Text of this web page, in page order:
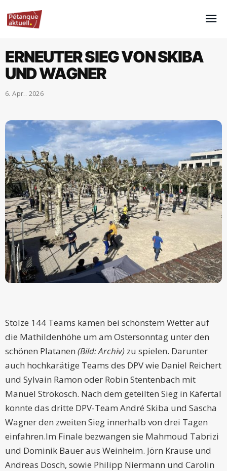
ERNEUTER SIEG VON SKIBA
UND WAGNER
6. Apr.. 2026
Stolze 144 Teams kamen bei schönstem Wetter auf
die Mathildenhöhe um am Ostersonntag unter den
schönen Platanen (Bild: Archiv) zu spielen. Darunter
auch hochkarätige Teams des DPV wie Daniel Reichert
und Sylvain Ramon oder Robin Stentenbach mit
Manuel Strokosch. Nach dem geteilten Sieg in Käfertal
konnte das dritte DPV-Team André Skiba und Sascha
Wagner den zweiten Sieg innerhalb von drei Tagen
einfahren.Im Finale bezwangen sie Mahmoud Tabrizi
und Dominik Bauer aus Weinheim. Jörn Krause und
Andreas Dosch, sowie Philipp Niermann und Carolin